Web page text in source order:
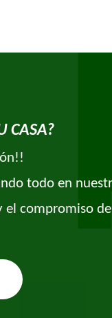
CASA?
todo en
compromiso